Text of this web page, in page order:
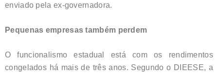
enviado pela ex-governadora.
Pequenas empresas também perdem
O funcionalismo estadual está com os rendimentos
congelados há mais de três anos. Segundo o DIEESE, a